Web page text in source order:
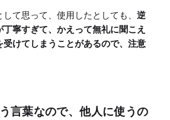
て思って、使用したとしても、 逆
寧すぎて、かえって無礼に聞こえ
けてしまうことがあるので、注意
言葉なので、他人に使うの